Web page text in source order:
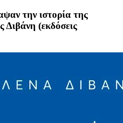
την ιστορία της
Διβάνη (εκδόσεις